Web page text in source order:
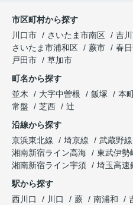
市区町村から探す
川口市
さいたま市南区 吉
さいたま市浦和区
蕨市 春
戸田市
草加市
町名から探す
並木
大字中曽根 飯塚 本
常盤
芝西
辻
沿線から探す
京浜東北線
埼京線 武蔵野線
湘南新宿ライン高海
東武伊勢
湘南新宿ライン宇須
埼玉高速
駅から探す
西川口
川口 蕨 南浦和